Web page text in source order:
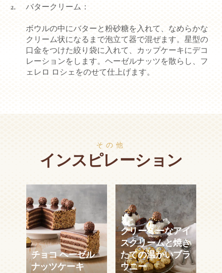
バタークリーム：
ボウルの中にバターと粉砂糖を入れて、なめらかな
クリーム状になるまで泡立て器で混ぜます。星型の
口金をつけた絞り袋に入れて、カップケーキにデコ
レーションをします。ヘーゼルナッツを散らし、フ
ェレロ ロシェをのせて仕上げます。
その他
インスピレーション
チョコ ヘーゼル
ナッツケーキ
クリーミーなアイ
スクリームと焼き
たての温かいブラ
ウニー